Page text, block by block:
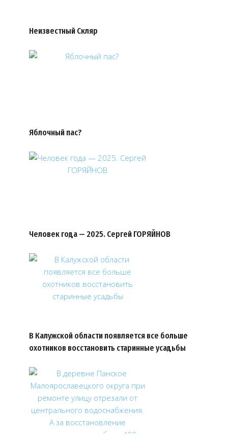
Неизвестный Скляр
Яблочный пас?
Человек года — 2025. Сергей ГОРЯЙНОВ
В Калужской области появляется все больше
охотников восстановить старинные усадьбы